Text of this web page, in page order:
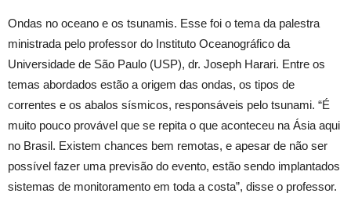
Ondas no oceano e os tsunamis. Esse foi o tema da palestra
ministrada pelo professor do Instituto Oceanográfico da
Universidade de São Paulo (USP), dr. Joseph Harari. Entre os
temas abordados estão a origem das ondas, os tipos de
correntes e os abalos sísmicos, responsáveis pelo tsunami. “É
muito pouco provável que se repita o que aconteceu na Ásia aqui
no Brasil. Existem chances bem remotas, e apesar de não ser
possível fazer uma previsão do evento, estão sendo implantados
sistemas de monitoramento em toda a costa”, disse o professor.